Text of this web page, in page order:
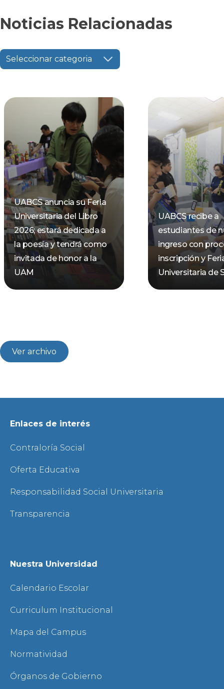
Noticias Relacionadas
Seleccionar categoria
UABCS anuncia su Feria
Universitaria del Libro
2026; estará dedicada a
la poesía y tendrá como
invitada de honor a la
UAM
UABCS recibe a
estudiantes de
ingreso con
inscripción y
Universitaria de
Ver archivo
Enlaces de interés
Contraloría Social
Oferta Educativa
Responsabilidad Social Universitaria
Transparencia
Nuestra Universidad
Calendario Escolar
Curriculum Institucional
Mapa del Campus
Normatividad
Órganos de Gobierno